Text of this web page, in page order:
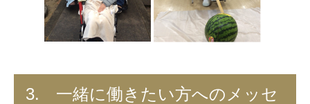
3. 一緒に働きたい方へのメッセ